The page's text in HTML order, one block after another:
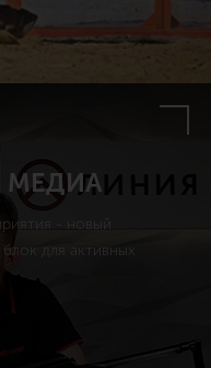
МЕДИА
- новый
для активных